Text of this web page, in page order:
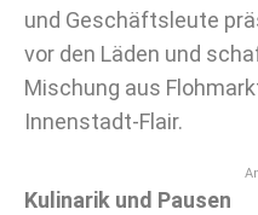
und Geschäftsleute
vor den Läden und
Mischung aus
Innenstadt-Flair.
Kulinarik und Pausen